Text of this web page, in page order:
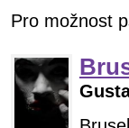
Pro možnost